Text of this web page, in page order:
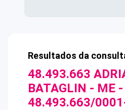
Resultados da
48.493.663
BATAGLIN - ME
48.493.663/